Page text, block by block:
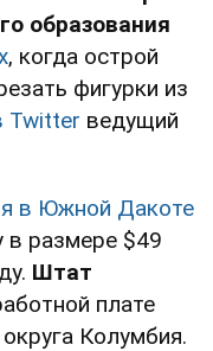
образования
, когда острой
фигурки из
Twitter ведущий
в Южной Дакоте
в размере $49
Штат
плате
Колумбия.